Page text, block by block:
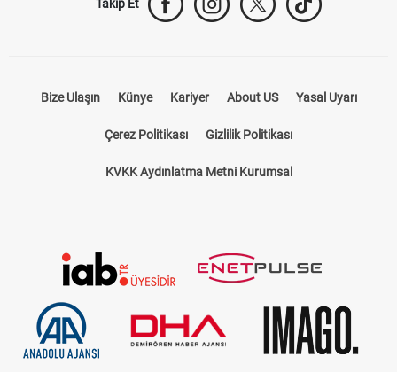
Takip Et
Bize Ulaşın Künye Kariyer About US Yasal Uyarı
Çerez Politikası Gizlilik Politikası
KVKK Aydınlatma Metni Kurumsal